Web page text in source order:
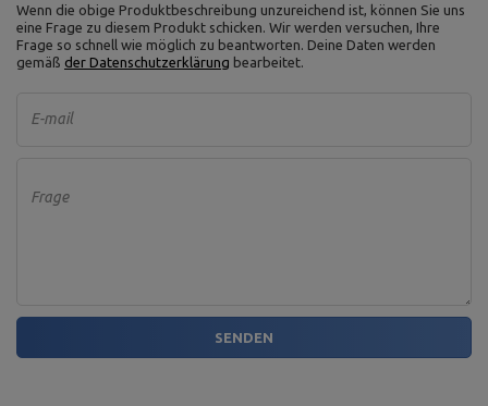
Wenn die obige Produktbeschreibung unzureichend ist, können Sie uns
eine Frage zu diesem Produkt schicken. Wir werden versuchen, Ihre
Frage so schnell wie möglich zu beantworten. Deine Daten werden
gemäß der Datenschutzerklärung bearbeitet.
E-mail
Frage
SENDEN